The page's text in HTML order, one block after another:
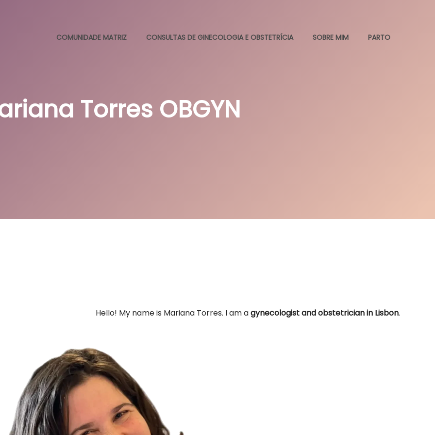
COMUNIDADE MATRIZ CONSULTAS DE GINECOLOGIA E OBSTETRÍCIA SOBRE MIM PARTO
Torres OBGYN
Hello! My name is Mariana Torres. I am agynecologist and obstetrician in Lisbon.